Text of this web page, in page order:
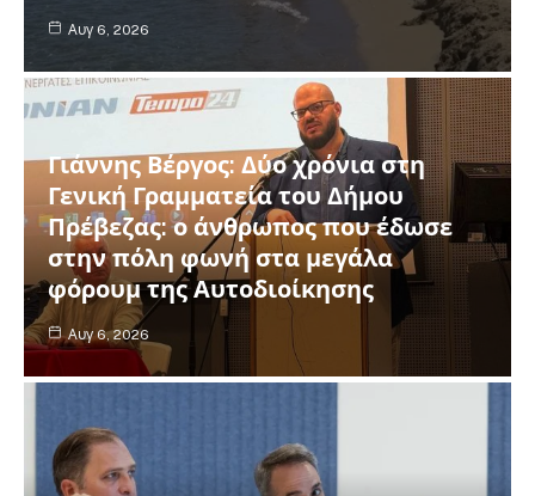
Αυγ 6, 2026
Γιάννης Βέργος: Δύο χρόνια στη
Γενική Γραμματεία του Δήμου
Πρέβεζας: ο άνθρωπος που έδωσε
στην πόλη φωνή στα μεγάλα
φόρουμ της Αυτοδιοίκησης
Αυγ 6, 2026